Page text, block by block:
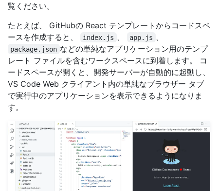
覧ください。
たとえば、 GitHubの React テンプレートからコードスペ
ースを作成すると、
index.js app.js
package.json などの単純なアプリケーション用のテンプ
レート ファイルを含むワークスペースに到着します。 コ
ードスペースが開くと、開発サーバーが自動的に起動し、
VS Code Web クライアント内の単純なブラウザー タブ
で実行中のアプリケーションを表示できるようになりま
す。